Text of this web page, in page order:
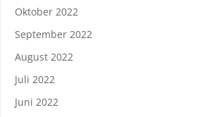
Oktober 2022
September 2022
August 2022
Juli 2022
Juni 2022